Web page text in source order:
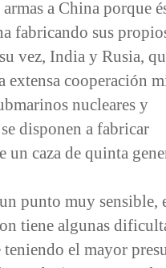
a China porque
fabricando sus
vez, India y Rusia,
extensa cooperación
nucleares y
disponen a fabricar
un caza de quinta
punto muy sensible,
tiene algunas
el mayor